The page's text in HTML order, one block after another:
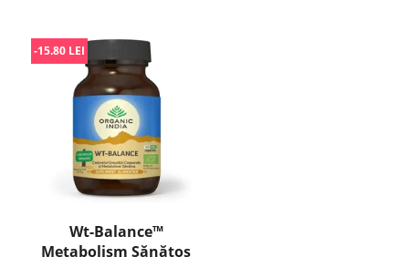
Wt-Balance™
Metabolism Sănătos
-15.80 LEI